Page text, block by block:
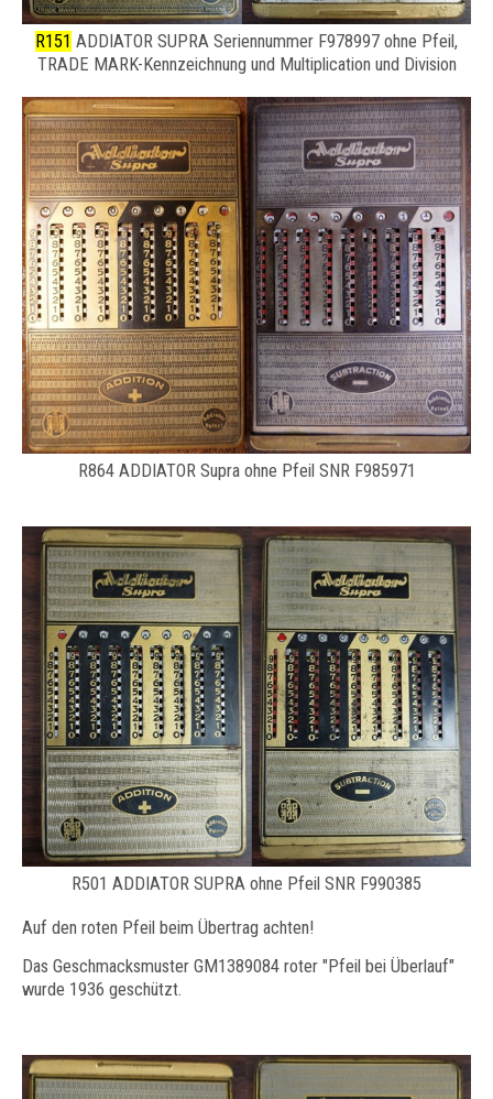
R151 ADDIATOR SUPRA Seriennummer F978997 ohne Pfeil,
TRADE MARK-Kennzeichnung und Multiplication und Division
R864 ADDIATOR Supra ohne Pfeil SNR F985971
R501 ADDIATOR SUPRA ohne Pfeil SNR F990385
​Auf den roten Pfeil beim Übertrag achten!
Das Geschmacksmuster GM1389084 roter "Pfeil bei Überlauf"
wurde 1936 geschützt.